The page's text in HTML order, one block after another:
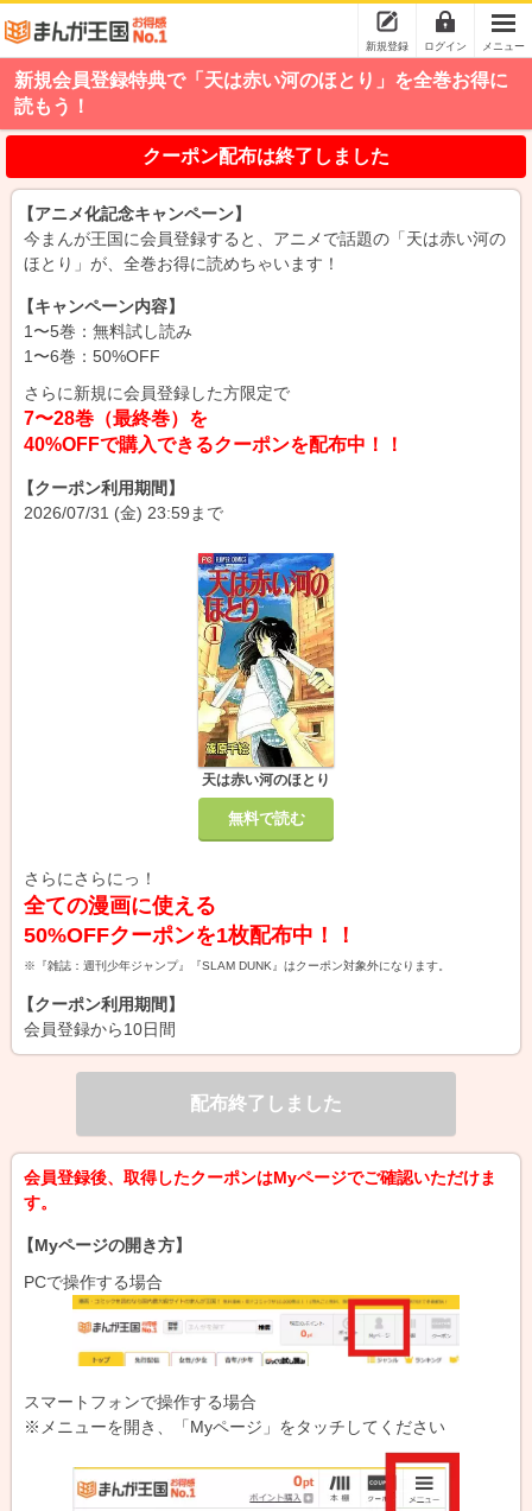
新規登録 ログイン メニュー
新規会員登録特典で「天は赤い河のほとり」を全巻お得に
読もう！
クーポン配布は終了しました
【アニメ化記念キャンペーン】
今まんが王国に会員登録すると、アニメで話題の「天は赤い河の
ほとり」が、全巻お得に読めちゃいます！
【キャンペーン内容】
1〜5巻：無料試し読み
1〜6巻：50%OFF
さらに新規に会員登録した方限定で
7〜28巻（最終巻）を
40%OFFで購入できるクーポンを配布中！！
【クーポン利用期間】
2026/07/31 (金) 23:59まで
天は赤い河のほとり
無料で読む
さらにさらにっ！
全ての漫画に使える
50%OFFクーポンを1枚配布中！！
※『雑誌：週刊少年ジャンプ』『SLAM DUNK』はクーポン対象外になります。
【クーポン利用期間】
会員登録から10日間
配布終了しました
会員登録後、取得したクーポンはMyページでご確認いただけま
す。
【Myページの開き方】
PCで操作する場合
スマートフォンで操作する場合
※メニューを開き、「Myページ」をタッチしてください